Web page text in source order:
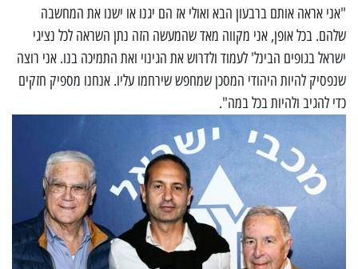
"אני אראה אותם ברבעון הבא ואולי אז הם יגנו או ישנו את המחשבה
שלהם. בכל אופן, אני מקווה מאד שהמעשה הזה נתן השראה לכל נציגי
ישראל בגופים הבינל' לעמוד ולדרוש את הגינוי ואת התמיכה בנו. אני רוצה
שנפסיק להיות היהודי המסכן שמחפש שירחמו עליו. אנחנו מספיק חזקים
כדי להגיב ולהיות בכל במה".